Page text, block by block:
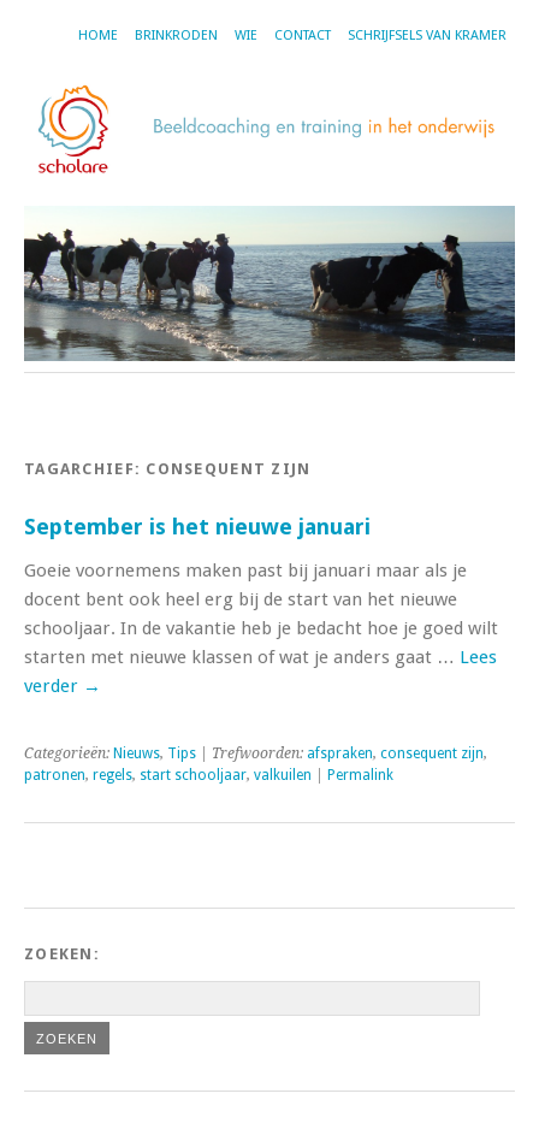
HOME BRINKRODEN WIE CONTACT SCHRIJFSELS VAN KRAMER
TAGARCHIEF: CONSEQUENT ZIJN
September is het nieuwe januari
Goeie voornemens maken past bij januari maar als je
docent bent ook heel erg bij de start van het nieuwe
schooljaar. In de vakantie heb je bedacht hoe je goed wilt
starten met nieuwe klassen of wat je anders gaat … Lees
verder →
Categorieën: Nieuws, Tips | Trefwoorden: afspraken, consequent zijn,
patronen, regels, start schooljaar, valkuilen Permalink
ZOEKEN: